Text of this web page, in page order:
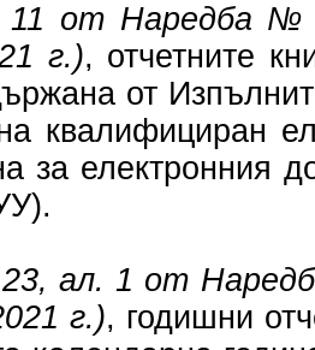
11 от Наредба №
г.), отчетните
от
квалифициран
за електронния
23, ал. 1 от
г.), годишни